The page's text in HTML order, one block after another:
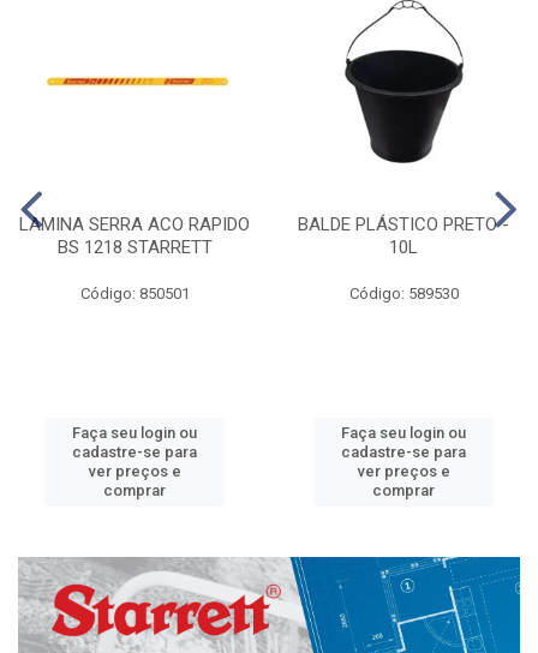
LAMINA SERRA ACO RAPIDO
BS 1218 STARRETT
Código: 850501
Faça seu login ou
cadastre-se para
ver preços e
comprar
BALDE PLÁSTICO PRETO -
10L
Código: 589530
Faça seu login ou
cadastre-se para
ver preços e
comprar